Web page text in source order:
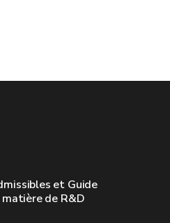
et Guide
de R&D